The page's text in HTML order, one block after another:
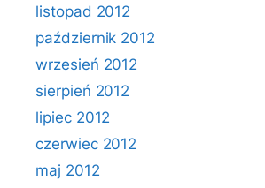
listopad 2012
październik 2012
wrzesień 2012
sierpień 2012
lipiec 2012
czerwiec 2012
maj 2012